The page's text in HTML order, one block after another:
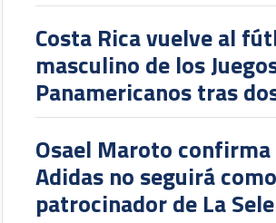
Costa Rica vuelve al
masculino de los
Panamericanos tras
Osael Maroto confirma
Adidas no seguirá como
patrocinador de La Sele